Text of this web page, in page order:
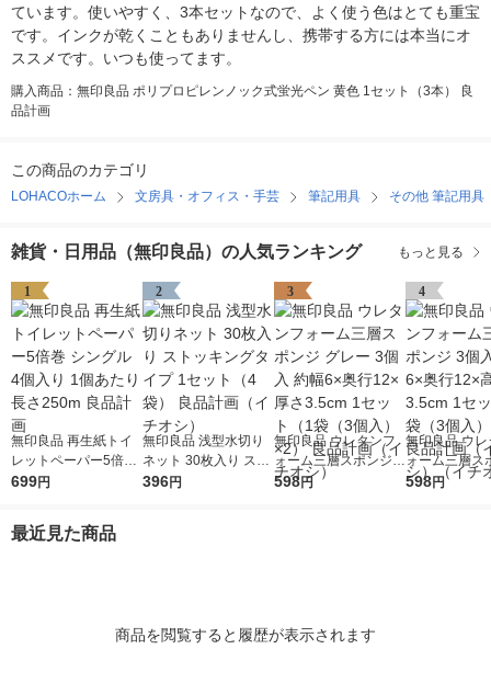
ています。使いやすく、3本セットなので、よく使う色はとても重宝
です。インクが乾くこともありませんし、携帯する方には本当にオ
ススメです。いつも使ってます。
購入商品：無印良品 ポリプロピレンノック式蛍光ペン 黄色 1セット（3本） 良
品計画
この商品のカテゴリ
LOHACOホーム 文房具・オフィス・手芸 筆記用具 その他 筆記用具
雑貨・日用品（無印良品）の人気ランキング もっと見る
1
無印良品 再生紙トイ
レットペーパー5倍巻
シングル 4個入り 1個
699円
2
無印良品 浅型水切り
ネット 30枚入り スト
ッキングタイプ 1セッ
396円
3
無印良品 ウレタンフ
ォーム三層スポンジ
グレー 3個入 約幅6×
598円
4
無印良品 ウレ
ォーム三層ス
個入 約幅6×
598円
最近見た商品
商品を閲覧すると履歴が表示されます